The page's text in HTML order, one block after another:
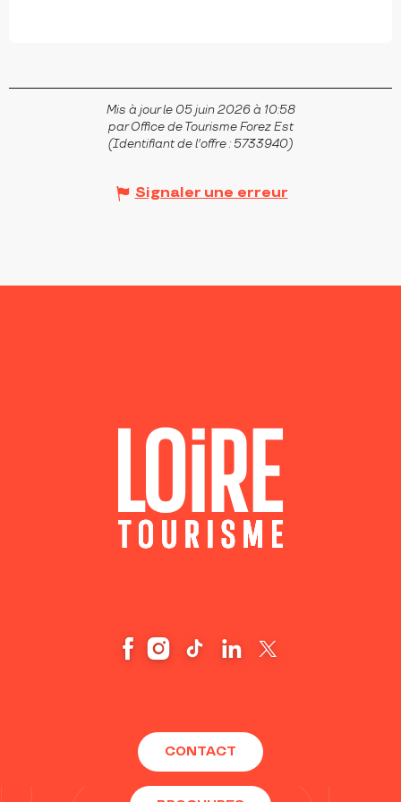
Mis à jour le 05 juin 2026 à 10:58
par Office de Tourisme Forez Est
(Identifiant de l'offre : 5733940)
Signaler une erreur
CONTACT